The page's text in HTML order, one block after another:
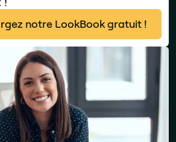
notre LookBook gratuit !